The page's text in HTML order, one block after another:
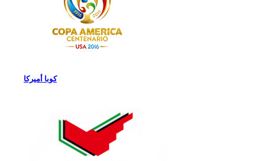
كوبا أميركا